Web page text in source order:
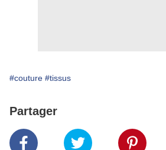
#couture #tissus
Partager